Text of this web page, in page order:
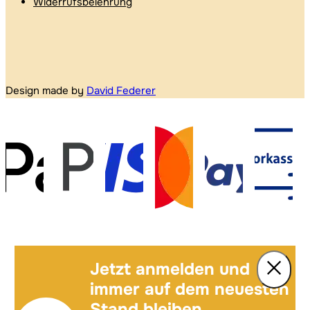
Design made by David Federer
Jetzt anmelden und
immer auf dem neuesten